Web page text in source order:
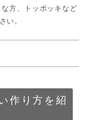
方、トッポッキなど
い。
！
作り方を紹